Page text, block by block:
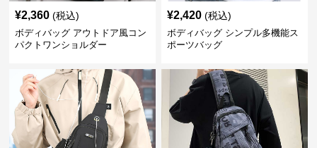
¥2,360 (税込)
ボディバッグ アウトドア風コン
パクトワンショルダー
¥2,420 (税込)
ボディバッグ シンプル多機能ス
ポーツバッグ